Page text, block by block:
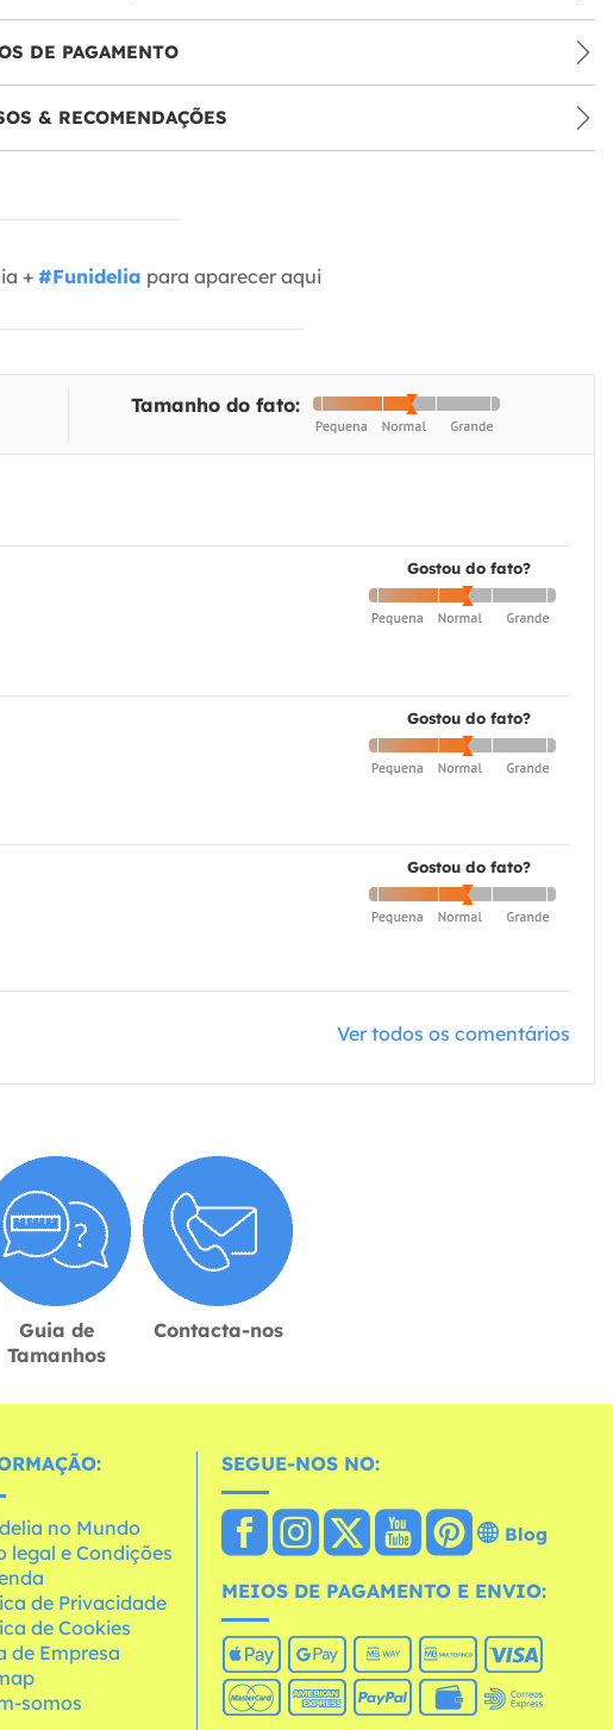
DE PAGAMENTO
& RECOMENDAÇÕES
+ #Funidelia para aparecer aqui
Tamanho do fato:
Gostou do fato?
Gostou do fato?
Gostou do fato?
Ver todos os comentários
Guia de
Tamanhos
Contacta-nos
no Mundo
legal e Condições
de Privacidade
de Cookies
de Empresa
somos
SEGUE-NOS NO:
Blog
MEIOS DE PAGAMENTO E ENVIO: